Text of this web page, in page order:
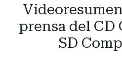
prensa del CD
SD